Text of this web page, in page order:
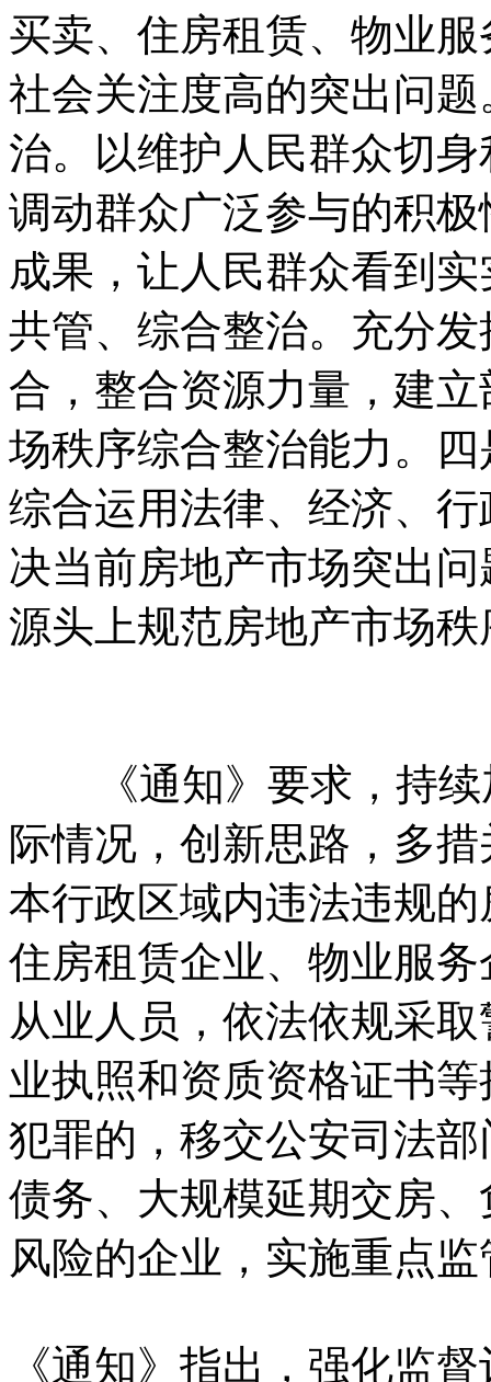
买卖、住房租赁、物业
社会关注度高的突出问
治。以维护人民群众切
调动群众广泛参与的积
成果，让人民群众看到
共管、综合整治。充分
合，整合资源力量，建
场秩序综合整治能力。
综合运用法律、经济、
决当前房地产市场突出
源头上规范房地产市场秩
《通知》要求，持续
际情况，创新思路，多
本行政区域内违法违规
住房租赁企业、物业服
从业人员，依法依规采
业执照和资质资格证书
犯罪的，移交公安司法
债务、大规模延期交房
风险的企业，实施重点
《通知》指出，强化监